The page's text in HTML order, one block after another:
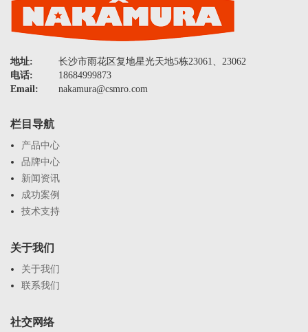
地址:
长沙市雨花区复地星光天地5栋23061、23062
电话:
18684999873
Email:
nakamura@csmro.com
栏目导航
产品中心
品牌中心
新闻资讯
成功案例
技术支持
关于我们
关于我们
联系我们
社交网络